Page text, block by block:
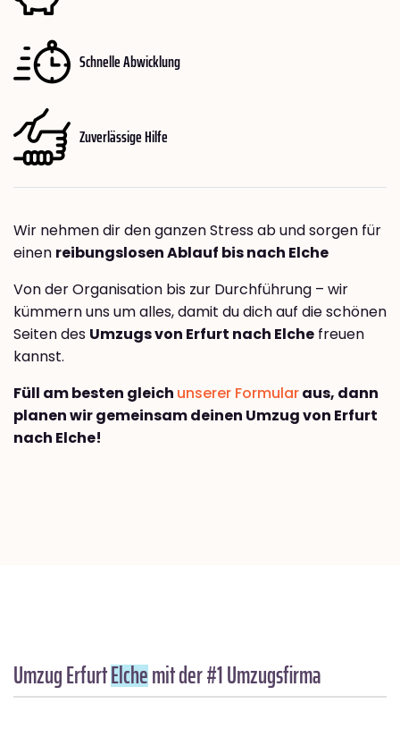
Schnelle Abwicklung
Zuverlässige Hilfe
Wir nehmen dir den ganzen Stress ab und sorgen für
einen reibungslosen Ablauf bis nach Elche
Von der Organisation bis zur Durchführung – wir
kümmern uns um alles, damit du dich auf die schönen
Seiten des Umzugs von Erfurt nach Elche freuen
kannst.
Füll am besten gleich unserer Formularaus, dann
planen wir gemeinsam deinen Umzug von Erfurt
nach Elche!
Umzug ErfurtElchemit der #1 Umzugsfirma